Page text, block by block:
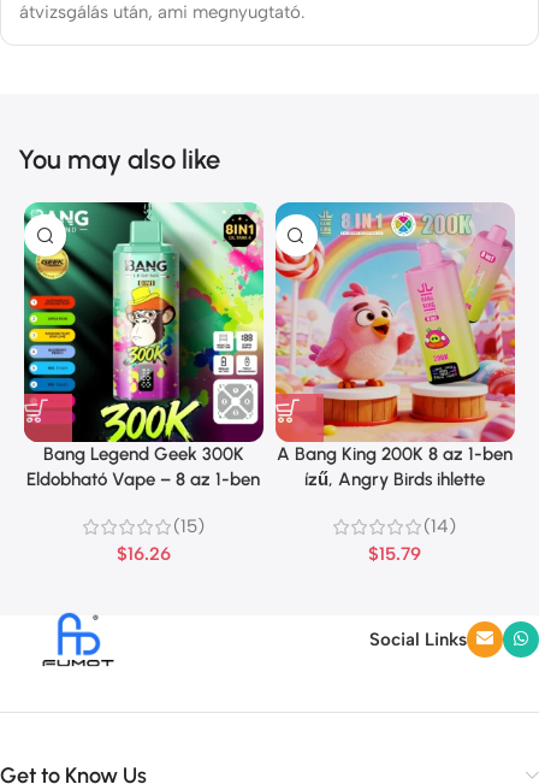
átvizsgálás után, ami megnyugtató.
You may also like
Bang Legend Geek 300K
Eldobható Vape – 8 az 1-ben
(15)
$16.26
A Bang King 200K 8 az 1-ben
ízű, Angry Birds ihlette
(14)
$15.79
Social Links
Get to Know Us